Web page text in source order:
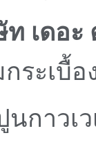
ท เดอะ
ระเบื้อ
นกาวเ